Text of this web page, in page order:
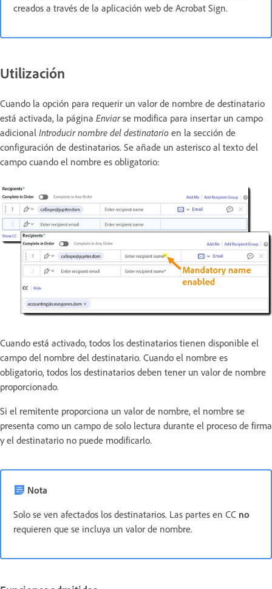
creados a través de la aplicación web de Acrobat Sign.
Utilización
Cuando la opción para requerir un valor de nombre de destinatario
está activada, la página Enviarse modifica para insertar un campo
adicional Introducir nombre del destinatario en la sección de
configuración de destinatarios. Se añade un asterisco al texto del
campo cuando el nombre es obligatorio:
Cuando está activado, todos los destinatarios tienen disponible el
campo del nombre del destinatario. Cuando el nombre es
obligatorio, todos los destinatarios deben tener un valor de nombre
proporcionado.
Si el remitente proporciona un valor de nombre, el nombre se
presenta como un campo de solo lectura durante el proceso de firma
y el destinatario no puede modificarlo.
Nota
Solo se ven afectados los destinatarios. Las partes en CC no
requieren que se incluya un valor de nombre.